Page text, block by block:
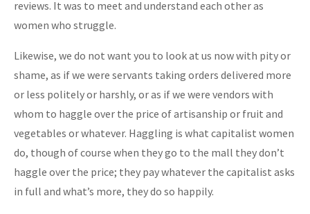
reviews. It was to meet and understand each other as
women who struggle.
Likewise, we do not want you to look at us now with pity or
shame, as if we were servants taking orders delivered more
or less politely or harshly, or as if we were vendors with
whom to haggle over the price of artisanship or fruit and
vegetables or whatever. Haggling is what capitalist women
do, though of course when they go to the mall they don’t
haggle over the price; they pay whatever the capitalist asks
in full and what’s more, they do so happily.